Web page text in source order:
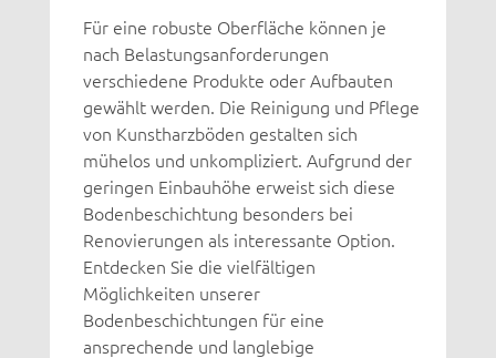
Für eine robuste Oberfläche können je
nach Belastungsanforderungen
verschiedene Produkte oder Aufbauten
gewählt werden. Die Reinigung und Pflege
von Kunstharzböden gestalten sich
mühelos und unkompliziert. Aufgrund der
geringen Einbauhöhe erweist sich diese
Bodenbeschichtung besonders bei
Renovierungen als interessante Option.
Entdecken Sie die vielfältigen
Möglichkeiten unserer
Bodenbeschichtungen für eine
ansprechende und langlebige